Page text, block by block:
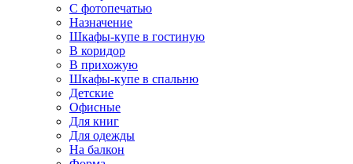
С фотопечатью
Назначение
Шкафы-купе в гостиную
В коридор
В прихожую
Шкафы-купе в спальню
Детские
Офисные
Для книг
Для одежды
На балкон